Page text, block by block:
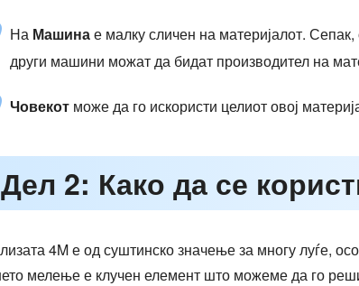
На Машинае малку сличен на материјалот.
други машини можат да бидат производител на
Човекот може да го искористи целиот овој
Дел 2: Како да се
4M е од суштинско значење за многу луѓе,
мелење е клучен елемент што можеме да го